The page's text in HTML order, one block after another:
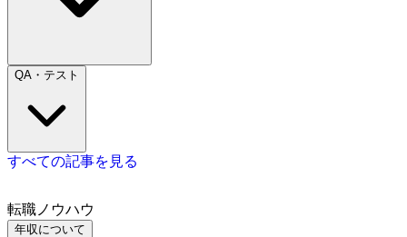
QA・テスト
すべての記事を見る
転職ノウハウ
年収について